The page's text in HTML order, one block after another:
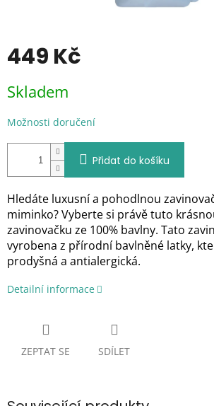
449 Kč
cena:
Skladem
Možnosti doručení
Přidat do košíku
Hledáte luxusní a pohodlnou
miminko? Vyberte si právě tuto
zavinovačku ze 100% bavlny. Tato
vyrobena z přírodní bavlněné latky,
prodyšná a antialergická.
Detailní informace
ZEPTAT SE SDÍLET